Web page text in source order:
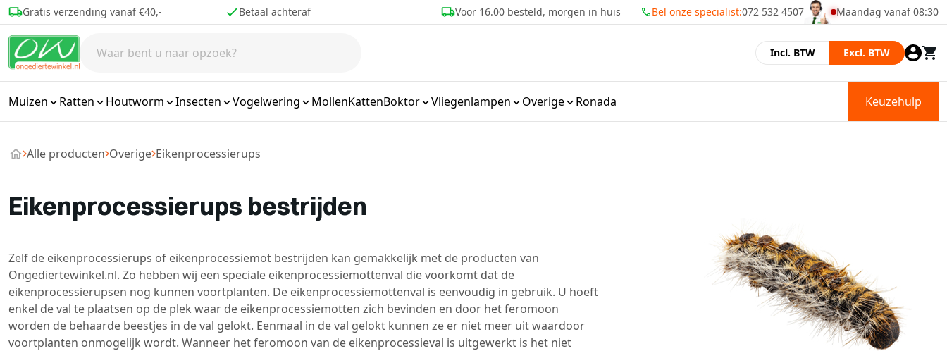
Ga naar de inhoud
Betaal achteraf Voor 16.00 besteld, morgen in huis Meer dan 25 jaar ervaring Bel onze specialist:072 532 4507
Momenteel zijn wij
Maandag vanaf 08:30
Incl. BTW Excl. BTW
Muizen Ratten Houtworm Insecten Vogelwering MollenKattenBoktor Vliegenlampen Overige Ronada Keuzehulp
Alle producten Overige Eikenprocessierups
Eikenprocessierups bestrijden
Zelf de eikenprocessierups of eikenprocessiemot bestrijden kan gemakkelijk met de producten van
Ongediertewinkel.nl. Zo hebben wij een speciale eikenprocessiemottenval die voorkomt dat de
eikenprocessierupsen nog kunnen voortplanten. De eikenprocessiemottenval is eenvoudig in gebruik. U hoeft
enkel de val te plaatsen op de plek waar de eikenprocessiemotten zich bevinden en door het feromoon
worden de behaarde beestjes in de val gelokt. Eenmaal in de val gelokt kunnen ze er niet meer uit waardoor
voortplanten onmogelijk wordt. Wanneer het feromoon van de eikenprocessieval is uitgewerkt is het niet